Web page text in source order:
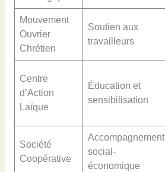
Mouvement
Ouvrier
Chrétien
Soutien aux
travailleurs
Centre
d’Action
Laïque
Éducation et
sensibilisation
Société
Coopérative
Accompagnement
social-
économique